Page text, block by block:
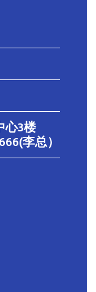
心3楼
李总）